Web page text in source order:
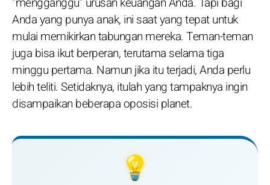
Anda yang punya anak, ini saat yang tepat untuk
mulai memikirkan tabungan mereka. Teman-teman
juga bisa ikut berperan, terutama selama tiga
minggu pertama. Namun jika itu terjadi, Anda perlu
lebih teliti. Setidaknya, itulah yang tampaknya ingin
disampaikan beberapa oposisi planet.
💡